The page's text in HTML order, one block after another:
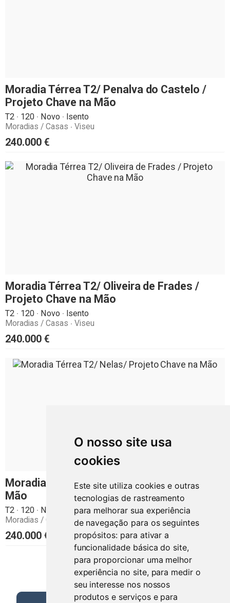
O nosso site usa
cookies
Este site utiliza cookies e outras
tecnologias de rastreamento
para melhorar sua experiência
de navegação para os seguintes
propósitos: para ativar a
funcionalidade básica do site,
para proporcionar uma melhor
experiência no site, para medir o
seu interesse nos nossos
produtos e serviços e para
Moradia Térrea T2/ Penalva do Castelo /
Projeto Chave na Mão
T2 120 Novo
Isento
Moradias / Casas
Viseu
240.000 €
Moradia Térrea T2/ Oliveira de Frades /
Projeto Chave na Mão
T2 120 Novo
Isento
Moradias / Casas
Viseu
240.000 €
Moradia Térrea T2/ Nelas/ Projeto Chave na
Mão
T2 120 Novo
Isento
Moradias / Casas
Viseu
240.000 €
1 2 3